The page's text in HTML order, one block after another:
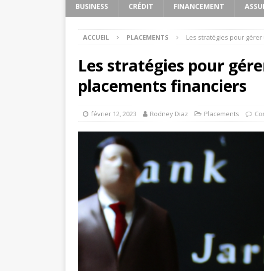
BUSINESS CRÉDIT FINANCEMENT
ACCUEIL PLACEMENTS Les stratégies pour
Les stratégies pour
placements financiers
février 12, 2023 Rodney Diaz Placements